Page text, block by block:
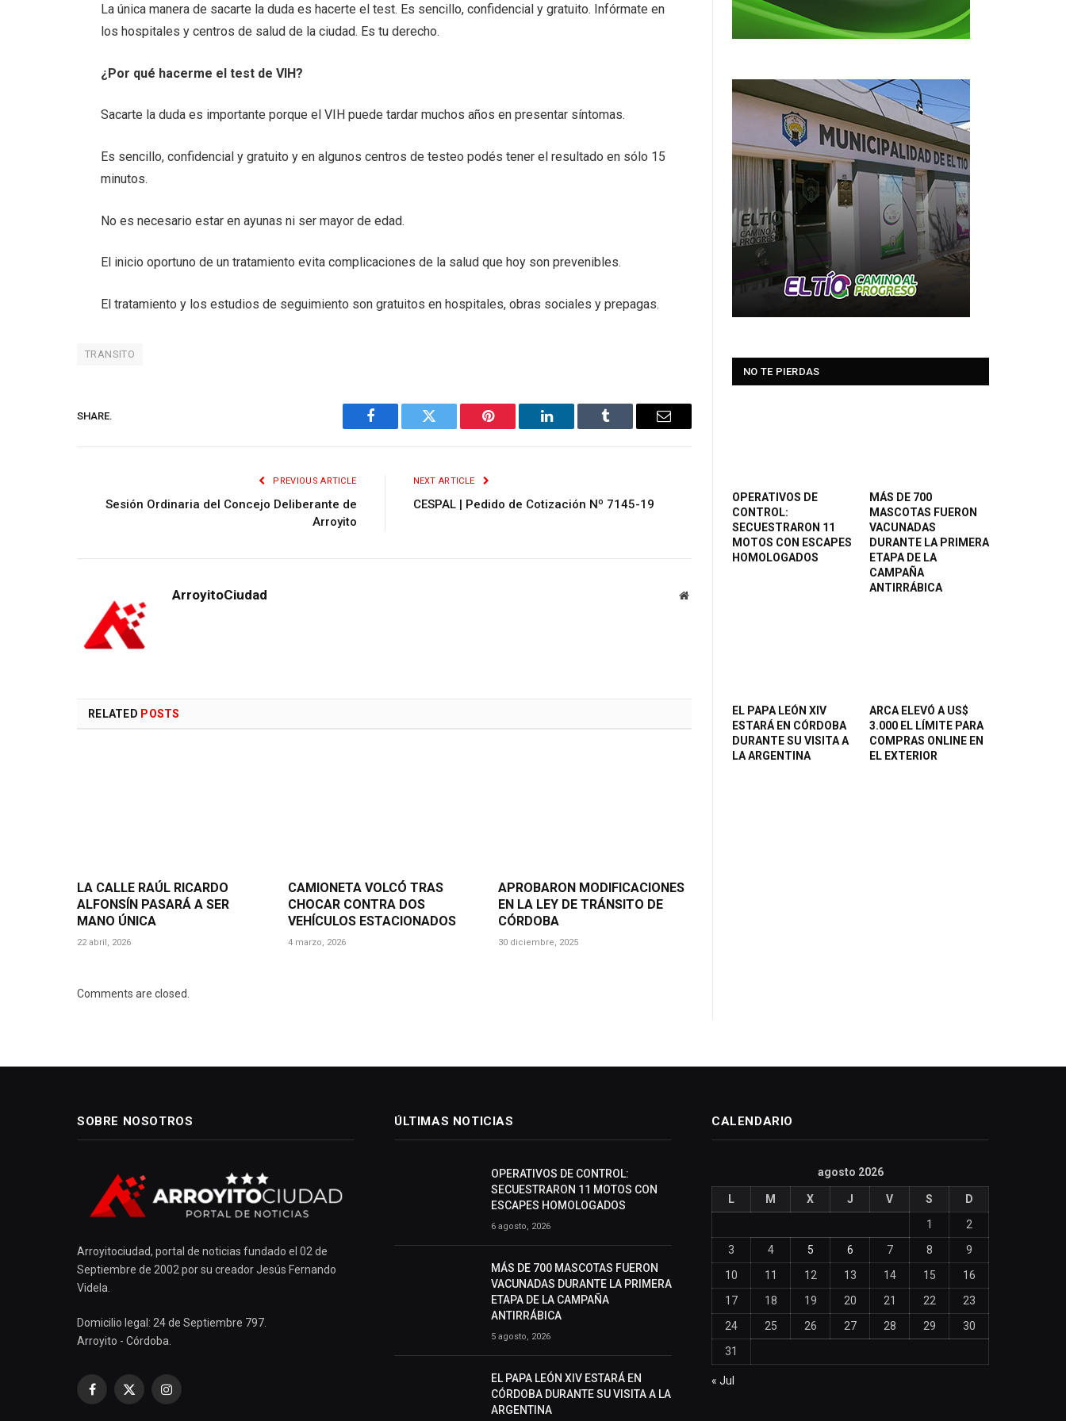
La única manera de sacarte la duda es hacerte el test. Es sencillo, confidencial y gratuito. Infórmate en
los hospitales y centros de salud de la ciudad. Es tu derecho.
¿Por qué hacerme el test de VIH?
Sacarte la duda es importante porque el VIH puede tardar muchos años en presentar síntomas.
Es sencillo, confidencial y gratuito y en algunos centros de testeo podés tener el resultado en sólo 15
minutos.
No es necesario estar en ayunas ni ser mayor de edad.
El inicio oportuno de un tratamiento evita complicaciones de la salud que hoy son prevenibles.
El tratamiento y los estudios de seguimiento son gratuitos en hospitales, obras sociales y prepagas.
TRANSITO
SHARE.
Facebook Twitter Pinterest LinkedIn Tumblr Email
PREVIOUS ARTICLE
Sesión Ordinaria del Concejo Deliberante de
Arroyito
NEXT ARTICLE
CESPAL | Pedido de Cotización Nº 7145-19
ArroyitoCiudad Website
RELATED POSTS
LA CALLE RAÚL RICARDO
ALFONSÍN PASARÁ A SER
MANO ÚNICA
22 abril, 2026
CAMIONETA VOLCÓ TRAS
CHOCAR CONTRA DOS
VEHÍCULOS ESTACIONADOS
4 marzo, 2026
APROBARON MODIFICACIONES
EN LA LEY DE TRÁNSITO DE
CÓRDOBA
30 diciembre, 2025
Comments are closed.
NO TE PIERDAS
OPERATIVOS DE
CONTROL:
SECUESTRARON 11
MOTOS CON ESCAPES
HOMOLOGADOS
MÁS DE 700
MASCOTAS FUERON
VACUNADAS
DURANTE LA PRIMERA
ETAPA DE LA
CAMPAÑA
ANTIRRÁBICA
EL PAPA LEÓN XIV
ESTARÁ EN CÓRDOBA
DURANTE SU VISITA A
LA ARGENTINA
ARCA ELEVÓ A US$
3.000 EL LÍMITE PARA
COMPRAS ONLINE EN
EL EXTERIOR
SOBRE NOSOTROS
Arroyitociudad, portal de noticias fundado el 02 de
Septiembre de 2002 por su creador Jesús Fernando
Videla.
Domicilio legal: 24 de Septiembre 797.
Arroyito - Córdoba.
Facebook
X
Instagram
ÚLTIMAS NOTICIAS
OPERATIVOS DE CONTROL:
SECUESTRARON 11 MOTOS CON
ESCAPES HOMOLOGADOS
6 agosto, 2026
MÁS DE 700 MASCOTAS FUERON
VACUNADAS DURANTE LA PRIMERA
ETAPA DE LA CAMPAÑA
ANTIRRÁBICA
5 agosto, 2026
EL PAPA LEÓN XIV ESTARÁ EN
CÓRDOBA DURANTE SU VISITA A LA
ARGENTINA
CALENDARIO
agosto 2026
L M X J V S
D
1
2
3
4 5 6 7 8
9
10
11 12 13 14 15
16
17
18 19 20 21 22
23
24
25 26 27 28 29
30
31
« Jul